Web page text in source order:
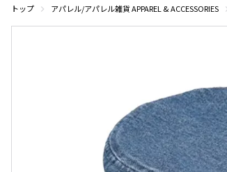
トップ アパレル/アパレル雑貨 APPAREL & ACCESSORIES